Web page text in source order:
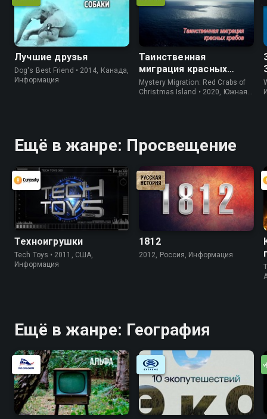
Лучшие друзья
Dog's Best Friend • 2014, Канада,
Информация
Таинственная
миграция красных
крабов
Mystery Migration: Red Crabs of
Christmas Island • 2020, Южная
Ещё в жанре: Просвещение
Техноигрушки
Tech Toys • 2011, США,
Информация
1812
2012, Россия, Информация
Ещё в жанре: География